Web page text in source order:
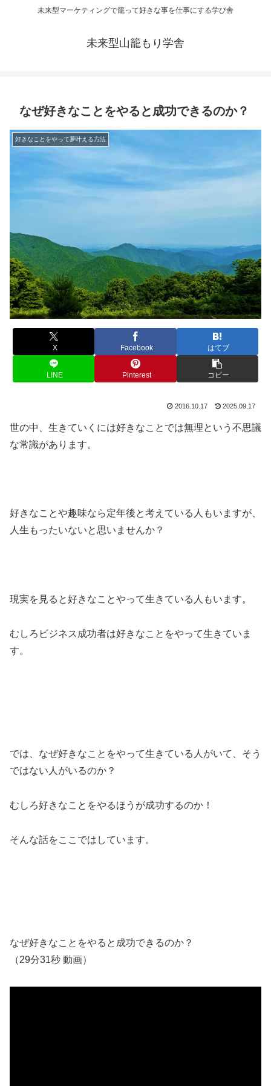
未来型マーケティングで籠って好きな事を仕事にする学び舎
未来型山籠もり学舎
なぜ好きなことをやると成功できるのか？
好きなことをやって夢叶える方法
X Facebook はてブ
LINE Pinterest コピー
2016.10.17 2025.09.17
世の中、生きていくには好きなことでは無理という不思議
な常識があります。
好きなことや趣味なら定年後と考えている人もいますが、
人生もったいないと思いませんか？
現実を見ると好きなことやって生きている人もいます。
むしろビジネス成功者は好きなことをやって生きていま
す。
では、なぜ好きなことをやって生きている人がいて、そう
ではない人がいるのか？
むしろ好きなことをやるほうが成功するのか！
そんな話をここではしています。
なぜ好きなことをやると成功できるのか？
（29分31秒 動画）